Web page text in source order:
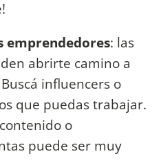
emprendedores: las
abrirte camino a
influencers o
que puedas trabajar.
o
puede ser muy